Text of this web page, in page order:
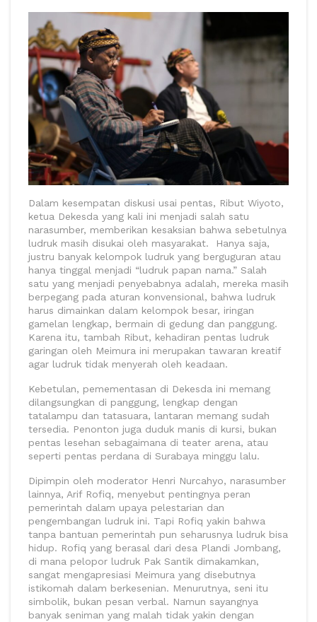
Dalam kesempatan diskusi usai pentas, Ribut Wiyoto,
ketua Dekesda yang kali ini menjadi salah satu
narasumber, memberikan kesaksian bahwa sebetulnya
ludruk masih disukai oleh masyarakat. Hanya saja,
justru banyak kelompok ludruk yang berguguran atau
hanya tinggal menjadi “ludruk papan nama.” Salah
satu yang menjadi penyebabnya adalah, mereka masih
berpegang pada aturan konvensional, bahwa ludruk
harus dimainkan dalam kelompok besar, iringan
gamelan lengkap, bermain di gedung dan panggung.
Karena itu, tambah Ribut, kehadiran pentas ludruk
garingan oleh Meimura ini merupakan tawaran kreatif
agar ludruk tidak menyerah oleh keadaan.
Kebetulan, pemementasan di Dekesda ini memang
dilangsungkan di panggung, lengkap dengan
tatalampu dan tatasuara, lantaran memang sudah
tersedia. Penonton juga duduk manis di kursi, bukan
pentas lesehan sebagaimana di teater arena, atau
seperti pentas perdana di Surabaya minggu lalu.
Dipimpin oleh moderator Henri Nurcahyo, narasumber
lainnya, Arif Rofiq, menyebut pentingnya peran
pemerintah dalam upaya pelestarian dan
pengembangan ludruk ini. Tapi Rofiq yakin bahwa
tanpa bantuan pemerintah pun seharusnya ludruk bisa
hidup. Rofiq yang berasal dari desa Plandi Jombang,
di mana pelopor ludruk Pak Santik dimakamkan,
sangat mengapresiasi Meimura yang disebutnya
istikomah dalam berkesenian. Menurutnya, seni itu
simbolik, bukan pesan verbal. Namun sayangnya
banyak seniman yang malah tidak yakin dengan